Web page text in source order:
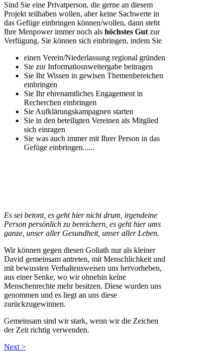
Sind Sie eine Privatperson, die gerne an diesem
Projekt teilhaben wollen, aber keine Sachwerte in
das Gefüge einbringen können/wollen, dann steht
Ihre Menpower immer noch als höchstes Gutzur
Verfügung. Sie können sich einbringen, indem Sie
einen Verein/Niederlassung regional gründen
Sie zur Informatiosnweitergabe beitragen
Sie Ihr Wissen in gewisen Themenbereichen
einbringen
Sie Ihr ehrenamtliches Engagement in
Recherchen einbringen
Sie Aufklärungskampagnen starten
Sie in den beteiligten Vereinen als Mitglied
sich einragen
Sie was auch immer mit Ihrer Person in das
Gefüge einbringen......
Es sei betont, es geht hier nicht drum, irgendeine
Person persönlich zu bereichern, es geht hier ums
ganze, unser aller Gesundheit, unser aller Leben.
Wir können gegen diesen Goliath nur als kleiner
David gemeinsam antreten, mit Menschlichkeit und
mit bewussten Verhaltensweisen uns hervorheben,
aus einer Senke, wo wir ohnehin keine
Menschenrechte mehr besitzen. Diese wurden uns
genommen und es liegt an uns diese
zurückzugewinnen.
Gemeinsam sind wir stark, wenn wir die Zeichen
der Zeit richtig verwenden.
Next >